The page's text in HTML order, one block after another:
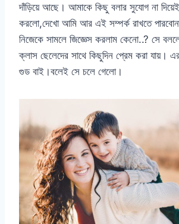
দাঁড়িয়ে আছে। আমাকে কিছু বলার সুযোগ না
করলো,দেখো আমি আর এই সম্পর্ক রাখতে
নিজেকে সামলে জিজ্ঞেস করলাম কেনো..? সে
ক্লাস ছেলেদের সাথে কিছুদিন প্রেম করা যায়।
গুড বাই।বলেই সে চলে গেলো।